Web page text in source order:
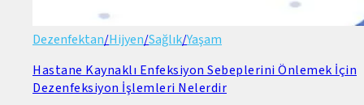
Dezenfektan/Hijyen/Sağlık/Yaşam
Hastane Kaynaklı Enfeksiyon Sebeplerini Önlemek İçin
Dezenfeksiyon İşlemleri Nelerdir